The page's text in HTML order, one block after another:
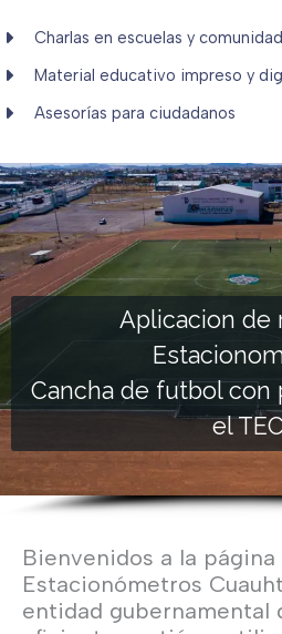
Charlas en escuelas y
Material educativo impreso y
Asesorías para ciudadanos
Aplicacion de
Cancha de futbol con
el TEC
Bienvenidos a la
Estacionómetros
entidad gubernamental